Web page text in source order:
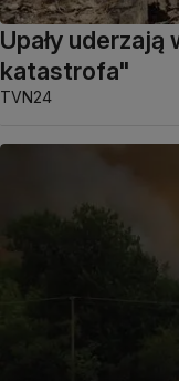
Upały
katastrofa"
TVN24